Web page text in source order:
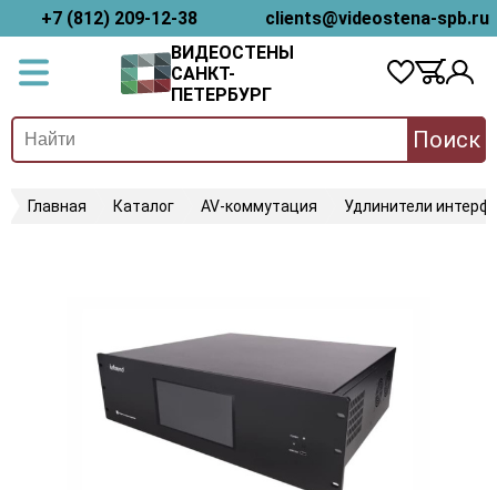
+7 (812) 209-12-38
clients@videostena-spb.ru
ВИДЕОСТЕНЫ
САНКТ-
ПЕТЕРБУРГ
Поиск
Главная Каталог AV-коммутация Удлинители